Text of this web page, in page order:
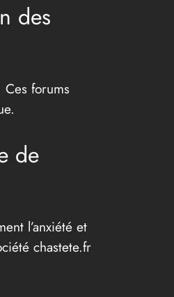
des
forums
de
l’anxiété et
chastete.fr